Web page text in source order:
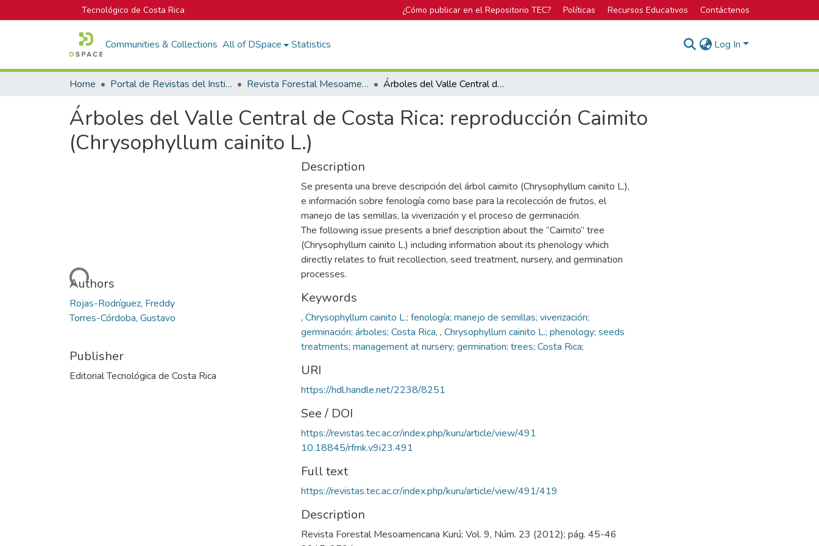
Tecnológico de Costa Rica ¿Cómo publicar en el Repositorio TEC? Políticas Recursos Educativos Contáctenos
Communities & Collections All of DSpace Statistics Log In
Home Portal de Revistas del Instituto Tecnológico de Costa Rica Revista Forestal Mesoamericana Kurú Árboles del Valle Central de Costa Rica: reproducción Caimito (Chrysophyllum cainito L.)
Árboles del Valle Central de Costa Rica: reproducción Caimito
(Chrysophyllum cainito L.)
Loading...
Authors
Rojas-Rodríguez, Freddy
Torres-Córdoba, Gustavo
Publisher
Editorial Tecnológica de Costa Rica
Description
Se presenta una breve descripción del árbol caimito (Chrysophyllum cainito L.),
e información sobre fenología como base para la recolección de frutos, el
manejo de las semillas, la viverización y el proceso de germinación.
The following issue presents a brief description about the “Caimito” tree
(Chrysophyllum cainito L.) including information about its phenology which
directly relates to fruit recollection, seed treatment, nursery, and germination
processes.
Keywords
, Chrysophyllum cainito L.; fenología; manejo de semillas; viverización;
germinación; árboles; Costa Rica, , Chrysophyllum cainito L.; phenology; seeds
treatments; management at nursery; germination; trees; Costa Rica;
URI
https://hdl.handle.net/2238/8251
See / DOI
https://revistas.tec.ac.cr/index.php/kuru/article/view/491
10.18845/rfmk.v9i23.491
Full text
https://revistas.tec.ac.cr/index.php/kuru/article/view/491/419
Description
Revista Forestal Mesoamericana Kurú; Vol. 9, Núm. 23 (2012); pág. 45-46